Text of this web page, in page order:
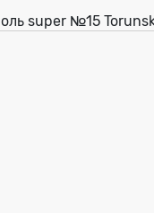
super №15